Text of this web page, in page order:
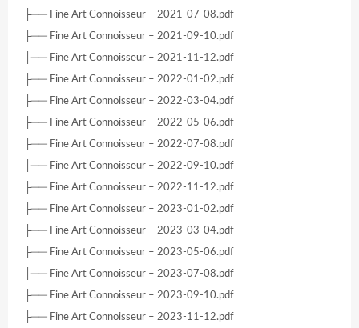
├── Fine Art Connoisseur – 2021-07-08.pdf
├── Fine Art Connoisseur – 2021-09-10.pdf
├── Fine Art Connoisseur – 2021-11-12.pdf
├── Fine Art Connoisseur – 2022-01-02.pdf
├── Fine Art Connoisseur – 2022-03-04.pdf
├── Fine Art Connoisseur – 2022-05-06.pdf
├── Fine Art Connoisseur – 2022-07-08.pdf
├── Fine Art Connoisseur – 2022-09-10.pdf
├── Fine Art Connoisseur – 2022-11-12.pdf
├── Fine Art Connoisseur – 2023-01-02.pdf
├── Fine Art Connoisseur – 2023-03-04.pdf
├── Fine Art Connoisseur – 2023-05-06.pdf
├── Fine Art Connoisseur – 2023-07-08.pdf
├── Fine Art Connoisseur – 2023-09-10.pdf
├── Fine Art Connoisseur – 2023-11-12.pdf